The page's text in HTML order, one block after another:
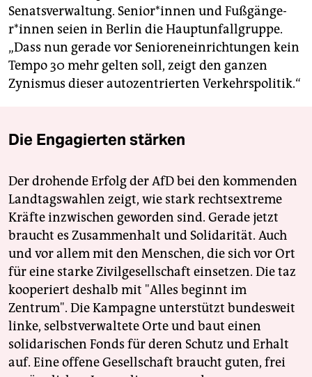
Senatsverwaltung. Se­nio­r*in­nen und Fuß­gän­ge­
r*in­nen seien in Berlin die Hauptunfallgruppe.
„Dass nun gerade vor Senioreneinrichtungen kein
Tempo 30 mehr gelten soll, zeigt den ganzen
Zynismus dieser autozentrierten Verkehrspolitik.“
Die Engagierten stärken
Der drohende Erfolg der AfD bei den kommenden
Landtagswahlen zeigt, wie stark rechtsextreme
Kräfte inzwischen geworden sind. Gerade jetzt
braucht es Zusammenhalt und Solidarität. Auch
und vor allem mit den Menschen, die sich vor Ort
für eine starke Zivilgesellschaft einsetzen. Die taz
kooperiert deshalb mit "Alles beginnt im
Zentrum". Die Kampagne unterstützt bundesweit
linke, selbstverwaltete Orte und baut einen
solidarischen Fonds für deren Schutz und Erhalt
auf. Eine offene Gesellschaft braucht guten, frei